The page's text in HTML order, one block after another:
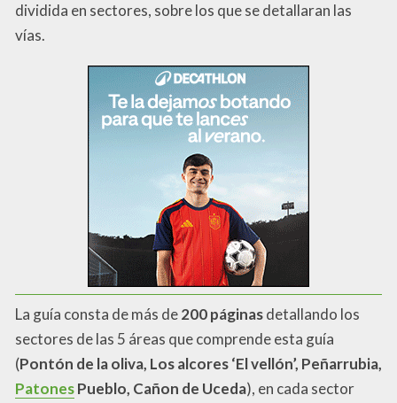
dividida en sectores, sobre los que se detallaran las
vías.
La guía consta de más de200 páginasdetallando los
sectores de las 5 áreas que comprende esta guía
(Pontón de la oliva, Los alcores ‘El vellón’, Peñarrubia,
PatonesPueblo, Cañon de Uceda), en cada sector